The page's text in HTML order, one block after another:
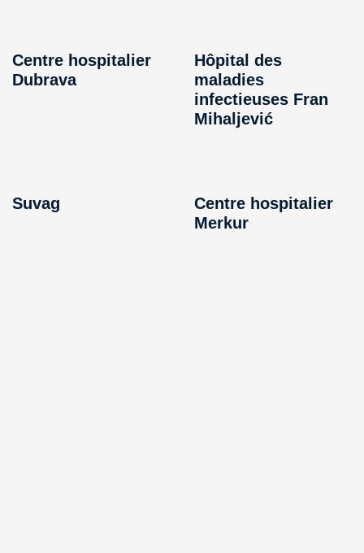
Centre hospitalier
Dubrava
Hôpital des
maladies
infectieuses Fran
Mihaljević
Suvag
Centre hospitalier
Merkur